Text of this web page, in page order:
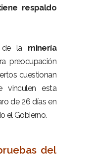
respaldo
de la minería
preocupación
cuestionan
vinculen esta
de 26 días en
el Gobierno.
del